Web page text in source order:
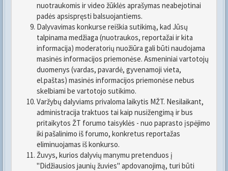
nuotraukomis ir video žūklės aprašymas neabejotinai
padės apsispręsti balsuojantiems.
Dalyvavimas konkurse reiškia sutikimą, kad Jūsų
talpinama medžiaga (nuotraukos, reportažai ir kita
informacija) moderatorių nuožiūra gali būti naudojama
masinės informacijos priemonėse. Asmeniniai vartotojų
duomenys (vardas, pavardė, gyvenamoji vieta,
el.paštas) masinės informacijos priemonėse nebus
skelbiami be vartotojo sutikimo.
Varžybų dalyviams privaloma laikytis MŽT. Nesilaikant,
administracija traktuos tai kaip nusižengimą ir bus
pritaikytos ŽT forumo taisyklės - nuo paprasto įspėjimo
iki pašalinimo iš forumo, konkretus reportažas
eliminuojamas iš konkurso.
Žuvys, kurios dalyvių manymu pretenduos į
"Didžiausios jaunių žuvies" apdovanojimą, turi būti